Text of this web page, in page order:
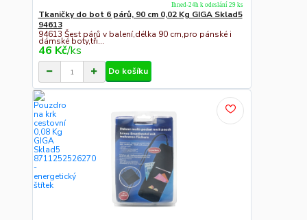
Tkaničky do bot 6 párů, 90 cm 0,02 Kg GIGA Sklad5
94613
94613 Šest párů v balení,délka 90 cm,pro pánské i
dámské boty,tři...
46 Kč/ks
Ihned-24h k odeslání 29 ks
Do košíku